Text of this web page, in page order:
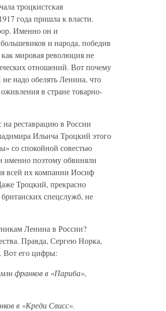
троцкистская
года пришла к власти.
Именно он и
и народа, победив
мировая революция не
отношений. Вот почему
надо обелять Ленина, что
в стране товарно-
реставрацию в России
Ильича Троцкий этого
со спокойной совестью
именно поэтому обвиняли
всей их компании Иосиф
Троцкий, прекрасно
спецслужб, не
Ленина в России?
Правда, Сергею Норка,
Вот его цифры:
франков в «Париба»,
в «Креди Свисс».